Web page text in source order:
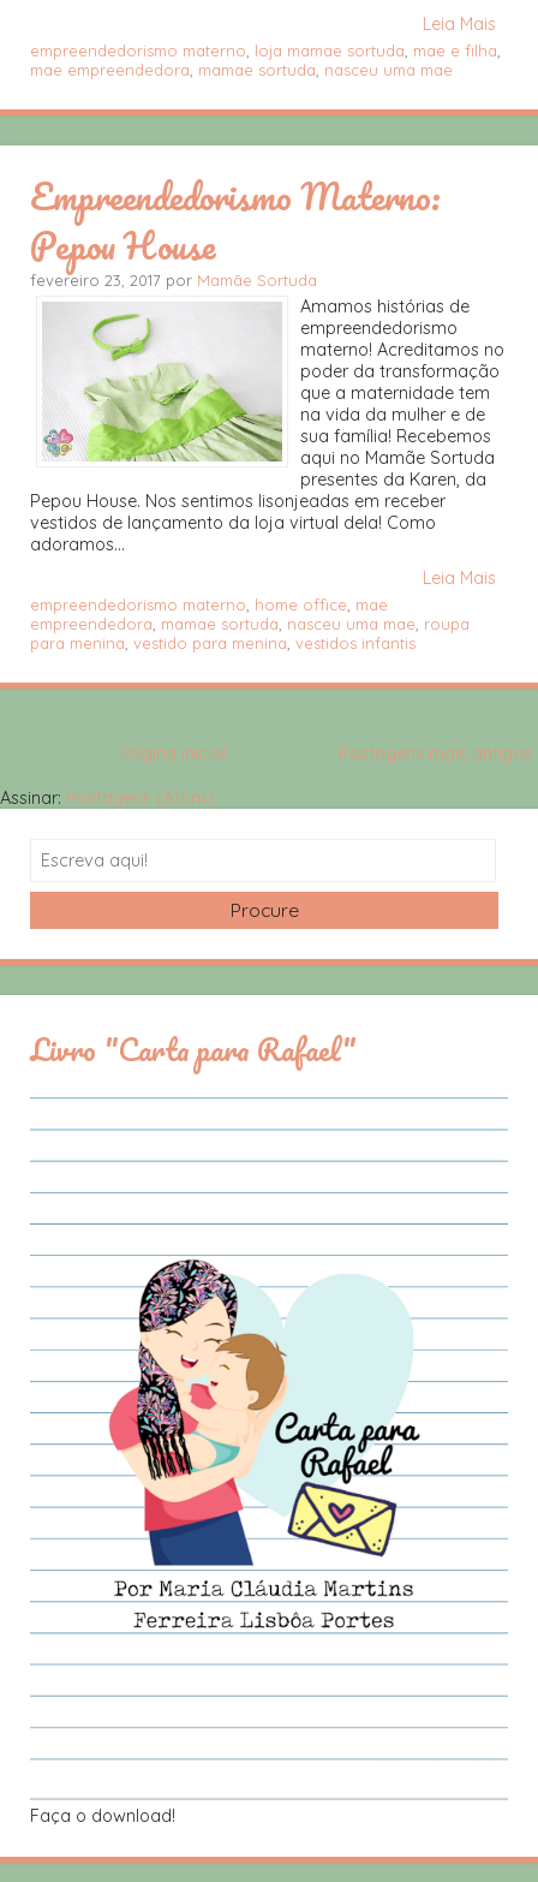
Leia Mais
empreendedorismo materno, loja mamae sortuda, mae e filha,
mae empreendedora, mamae sortuda, nasceu uma mae
Empreendedorismo Materno:
Pepou House
fevereiro 23, 2017 por Mamãe Sortuda
Amamos histórias de
empreendedorismo
materno! Acreditamos no
poder da transformação
que a maternidade tem
na vida da mulher e de
sua família! Recebemos
aqui no Mamãe Sortuda
presentes da Karen, da
Pepou House. Nos sentimos lisonjeadas em receber
vestidos de lançamento da loja virtual dela! Como
adoramos...
Leia Mais
empreendedorismo materno home office mae
empreendedora mamae sortuda nasceu uma mae roupa
para menina vestido para menina vestidos infantis
Postagens mais antigas
Página inicial
Assinar: Postagens (Atom)
Search
Livro "Carta para Rafael"
Faça o download!